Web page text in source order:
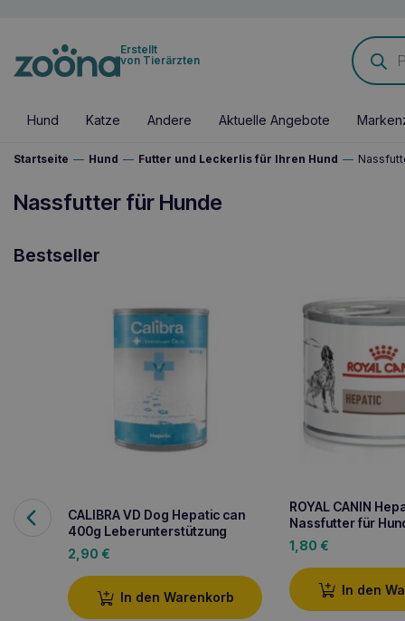
Erstellt
von Tierärzten
Products
search
Hund Katze Andere Aktuelle Angebote
Startseite — Hund — Futter und Leckerlis für Ihren Hund —
Nassfutter für Hunde
Bestseller
CALIBRA VD Dog Hepatic can
400g Leberunterstützung
2,90 €
In den Warenkorb
ROYAL CANIN
Nassfutter für
1,80 €
In den